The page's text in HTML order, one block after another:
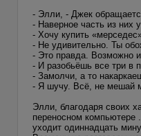
- Элли, - Джек
- Наверное часть из них
- Хочу купить
- Не удивительно. Ты
- Это правда. Возможно и
- И разобьёшь все три в
- Замолчи, а то
- Я шучу. Всё, не мешай
Элли, благодаря своих
переносном
уходит одиннадцать